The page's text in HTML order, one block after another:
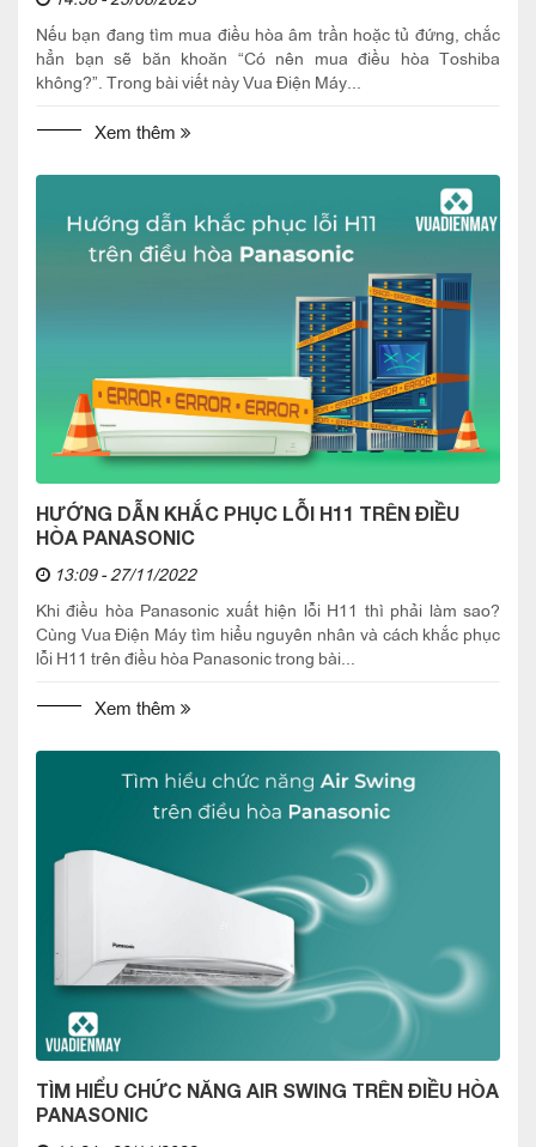
Nếu bạn đang tìm mua điều hòa âm trần hoặc tủ đứng, chắc
hẳn bạn sẽ băn khoăn “Có nên mua điều hòa Toshiba
không?”. Trong bài viết này Vua Điện Máy...
Xem thêm
HƯỚNG DẪN KHẮC PHỤC LỖI H11 TRÊN ĐIỀU
HÒA PANASONIC
13:09 - 27/11/2022
Khi điều hòa Panasonic xuất hiện lỗi H11 thì phải làm sao?
Cùng Vua Điện Máy tìm hiểu nguyên nhân và cách khắc phục
lỗi H11 trên điều hòa Panasonic trong bài...
Xem thêm
TÌM HIỂU CHỨC NĂNG AIR SWING TRÊN ĐIỀU HÒA
PANASONIC